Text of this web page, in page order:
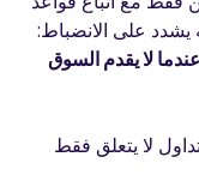
يشدد على الانضباط:
لا يقدم السوق
لا يتعلق فقط